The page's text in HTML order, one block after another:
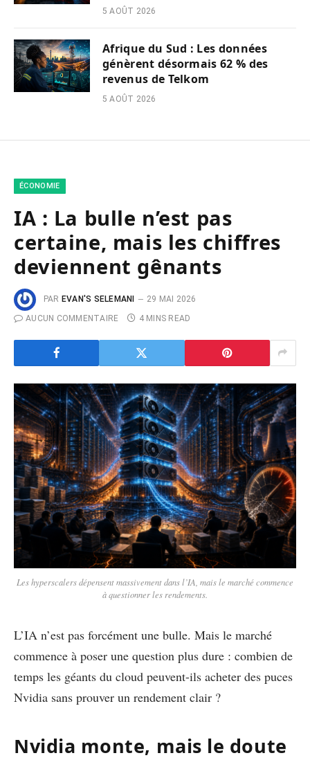
5 AOÛT 2026
Afrique du Sud : Les données
génèrent désormais 62 % des
revenus de Telkom
5 AOÛT 2026
ÉCONOMIE
IA : La bulle n’est pas
certaine, mais les chiffres
deviennent gênants
PAR EVAN'S SELEMANI
29 MAI 2026
AUCUN COMMENTAIRE
4 MINS READ
Les hyperscalers dépensent massivement dans l’IA, mais le marché commence
à questionner les rendements.
L’IA n’est pas forcément une bulle. Mais le marché
commence à poser une question plus dure : combien de
temps les géants du cloud peuvent-ils acheter des puces
Nvidia sans prouver un rendement clair ?
Nvidia monte, mais le doute